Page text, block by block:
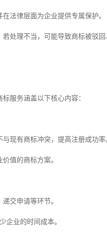
法律层面为企业提供专属保护。
处理不当，可能导致商标被驳回
服务涵盖以下核心内容：
现有商标冲突，提高注册成功率
值的商标方案。
交申请等环节。
企业的时间成本。